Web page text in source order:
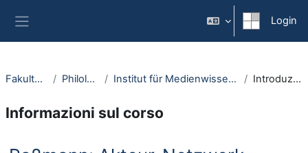
Login
Fakultäten Philologie Institut für Medienwissenschaft Introduzione
Informazioni sul corso